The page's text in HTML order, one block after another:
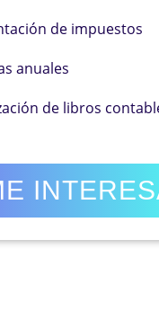
de impuestos
anuales
de libros